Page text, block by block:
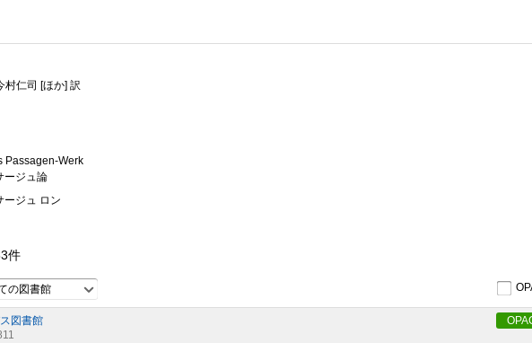
村仁司 [ほか] 訳
Passagen-Werk
ージュ論
ージュ ロン
件
の図書館
図書館